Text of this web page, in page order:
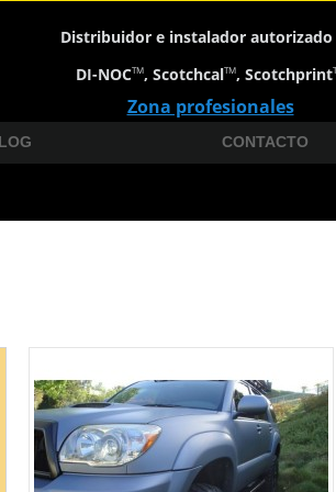
Distribuidor e instalador autorizado
DI-NOCTM, ScotchcalTM, Scotchprint
Zona profesionales
CONTACTO